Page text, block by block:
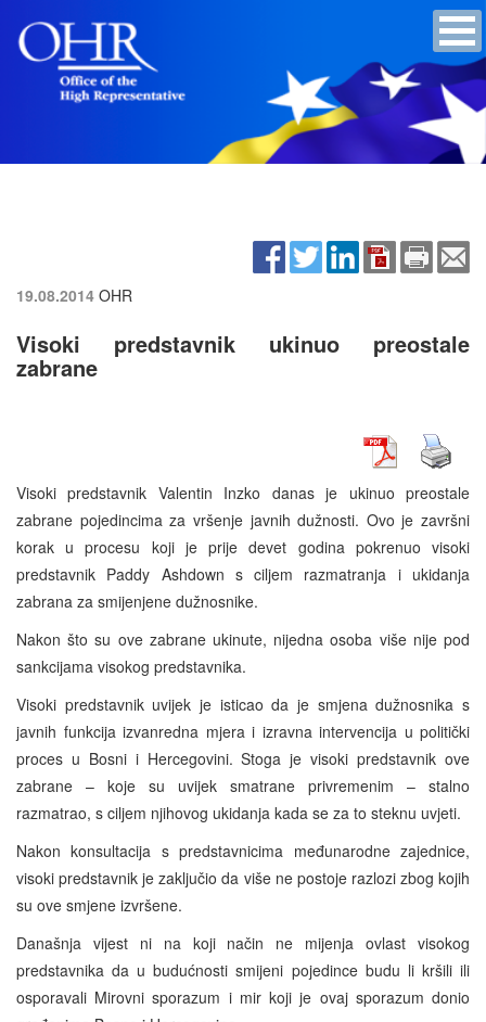
19.08.2014 OHR
Visoki predstavnik ukinuo preostale
zabrane
Visoki predstavnik Valentin Inzko danas je ukinuo preostale
zabrane pojedincima za vršenje javnih dužnosti. Ovo je završni
korak u procesu koji je prije devet godina pokrenuo visoki
predstavnik Paddy Ashdown s ciljem razmatranja i ukidanja
zabrana za smijenjene dužnosnike.
Nakon što su ove zabrane ukinute, nijedna osoba više nije pod
sankcijama visokog predstavnika.
Visoki predstavnik uvijek je isticao da je smjena dužnosnika s
javnih funkcija izvanredna mjera i izravna intervencija u politički
proces u Bosni i Hercegovini. Stoga je visoki predstavnik ove
zabrane – koje su uvijek smatrane privremenim – stalno
razmatrao, s ciljem njihovog ukidanja kada se za to steknu uvjeti.
Nakon konsultacija s predstavnicima međunarodne zajednice,
visoki predstavnik je zaključio da više ne postoje razlozi zbog kojih
su ove smjene izvršene.
Današnja vijest ni na koji način ne mijenja ovlast visokog
predstavnika da u budućnosti smijeni pojedince budu li kršili ili
osporavali Mirovni sporazum i mir koji je ovaj sporazum donio